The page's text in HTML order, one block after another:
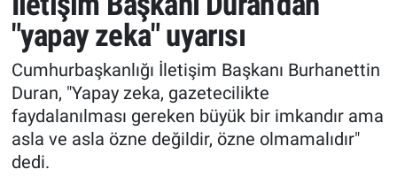
"yapay zeka" uyarısı
Cumhurbaşkanlığı İletişim Başkanı Burhanettin
Duran, "Yapay zeka, gazetecilikte
faydalanılması gereken büyük bir imkandır ama
asla ve asla özne değildir, özne olmamalıdır"
dedi.
Ekonomi
Trend
Özel Haberler
Spor
Ekonomi
Dünya
Tüm Manşetler
Son Dakika Haberleri
Haber Arşivi